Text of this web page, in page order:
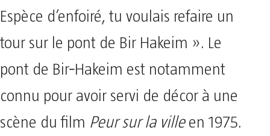
Espèce d’enfoiré, tu voulais refaire un
tour sur le pont de Bir Hakeim ». Le
pont de Bir‑Hakeim est notamment
connu pour avoir servi de décor à une
scène du film Peur sur la villeen 1975.